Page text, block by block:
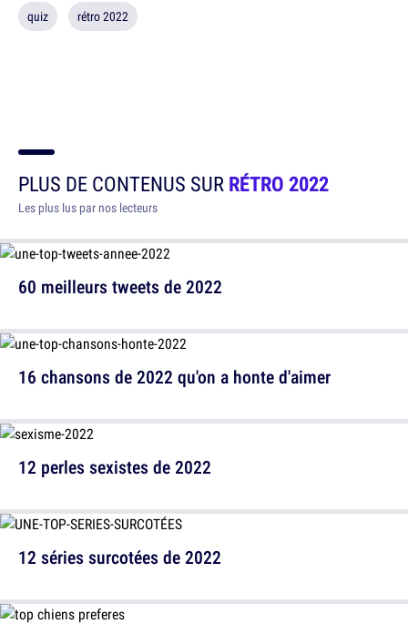
quiz rétro 2022
PLUS DE CONTENUS SURRÉTRO 2022
Les plus lus par nos lecteurs
60 meilleurs tweets de 2022
12 perles sexistes de 2022
16 chansons de 2022 qu'on a honte d'aimer
12 séries surcotées de 2022